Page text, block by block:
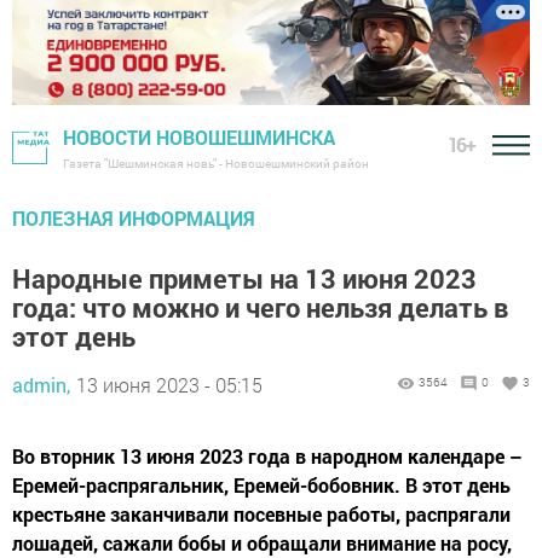
НОВОСТИ НОВОШЕШМИНСКА
Газета "Шешминская новь" - Новошешминский район
16+
ПОЛЕЗНАЯ ИНФОРМАЦИЯ
Народные приметы на 13 июня 2023
года: что можно и чего нельзя делать в
этот день
admin, 13 июня 2023 - 05:15 3564 0 3
Во вторник 13 июня 2023 года в народном календаре –
Еремей-распрягальник, Еремей-бобовник. В этот день
крестьяне заканчивали посевные работы, распрягали
лошадей, сажали бобы и обращали внимание на росу,